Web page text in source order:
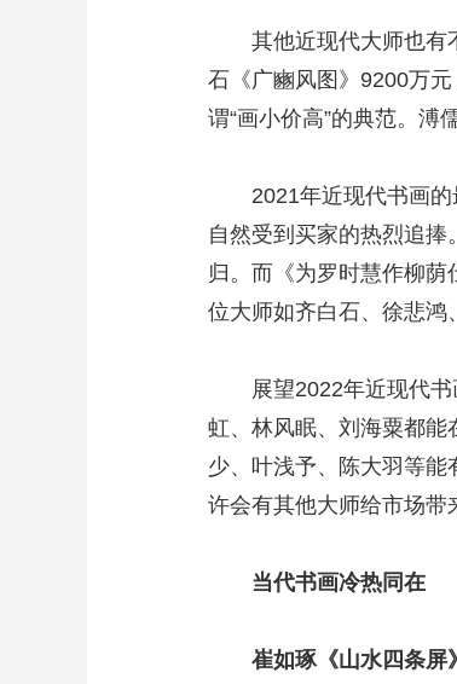
其他近现代大师也有不
石《广豳风图》9200万
谓“画小价高”的典范。溥
2021年近现代书画的最
自然受到买家的热烈追
归。而《为罗时慧作柳
位大师如齐白石、徐悲鸿
展望2022年近现代书
虹、林风眠、刘海粟都能
少、叶浅予、陈大羽等
许会有其他大师给市场带
当代书画冷热同在
崔如琢《山水四条屏